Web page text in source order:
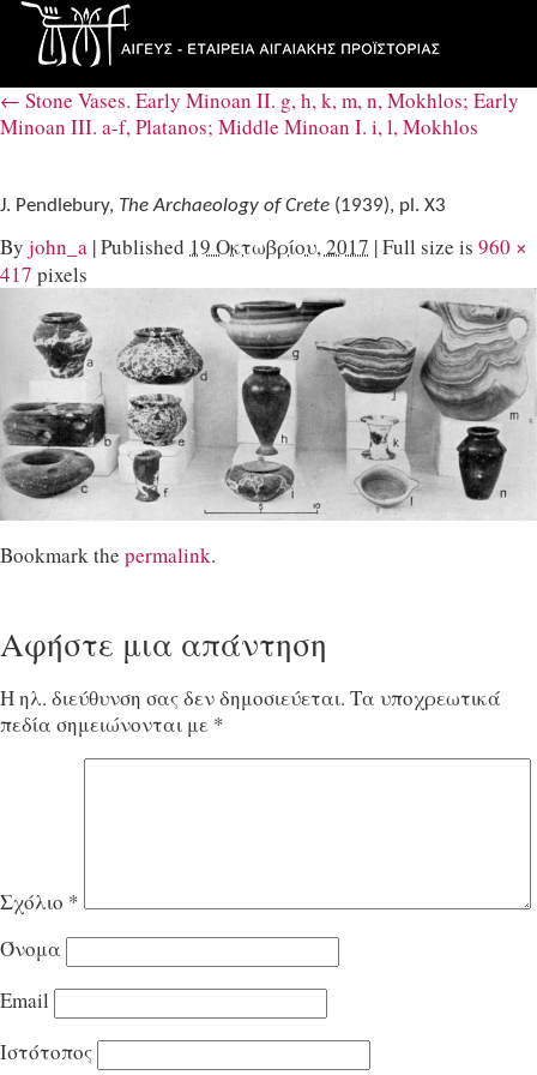
← Stone Vases. Early Minoan II. g, h, k, m, n, Mokhlos; Early
Minoan III. a-f, Platanos; Middle Minoan I. i, l, Mokhlos
J. Pendlebury, The Archaeology of Crete (1939), pl. X3
By john_a |Published 19 Οκτωβρίου, 2017 |Full size is 960 ×
417 pixels
Bookmark the permalink.
Αφήστε μια απάντηση
Η ηλ. διεύθυνση σας δεν δημοσιεύεται. Τα υποχρεωτικά
πεδία σημειώνονται με *
Σχόλιο *
Όνομα
Email
Ιστότοπος